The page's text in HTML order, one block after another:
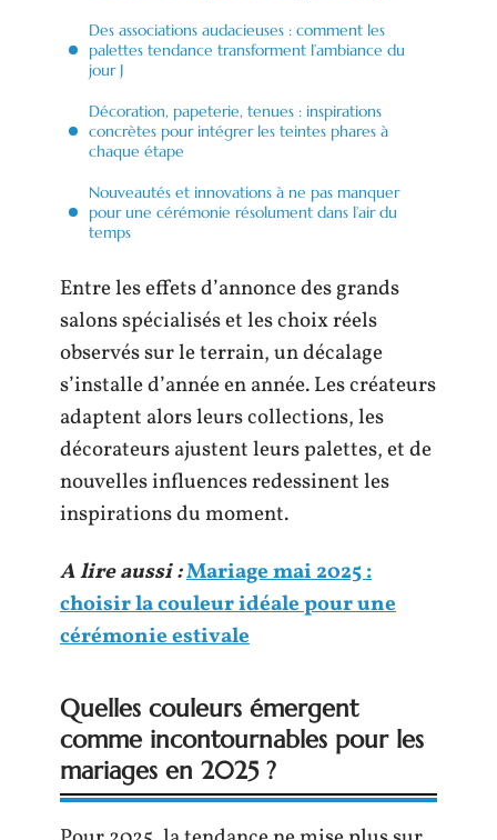
Des associations audacieuses : comment les
palettes tendance transforment l’ambiance du
jour J
Décoration, papeterie, tenues : inspirations
concrètes pour intégrer les teintes phares à
chaque étape
Nouveautés et innovations à ne pas manquer
pour une cérémonie résolument dans l’air du
temps
Entre les effets d’annonce des grands
salons spécialisés et les choix réels
observés sur le terrain, un décalage
s’installe d’année en année. Les créateurs
adaptent alors leurs collections, les
décorateurs ajustent leurs palettes, et de
nouvelles influences redessinent les
inspirations du moment.
A lire aussi :Mariage mai 2025 :
choisir la couleur idéale pour une
cérémonie estivale
Quelles couleurs émergent
comme incontournables pour les
mariages en 2025 ?